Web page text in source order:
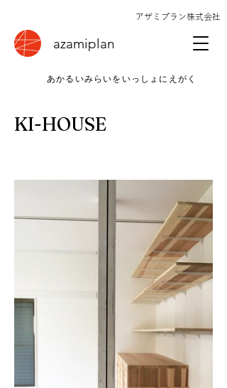
アザミプラン株式会社
azamiplan
​あかるいみらいをいっしょにえがく
KI-HOUSE